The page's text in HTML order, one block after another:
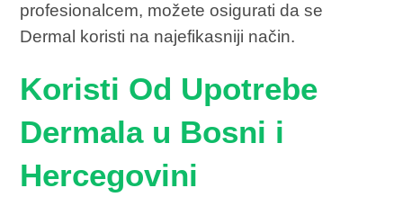
profesionalcem, možete osigurati da se
Dermal koristi na najefikasniji način.
Koristi Od Upotrebe
Dermala u Bosni i
Hercegovini